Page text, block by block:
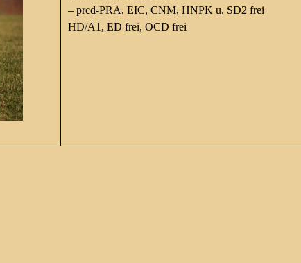
– prcd-PRA, EIC, CNM, HNPK u. SD2 frei
HD/A1, ED frei, OCD frei